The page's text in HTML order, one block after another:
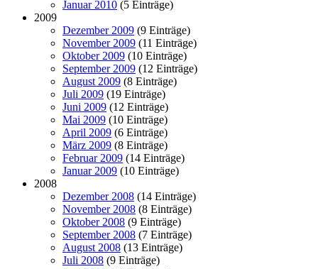
Januar 2010 (5 Einträge)
2009
Dezember 2009 (9 Einträge)
November 2009 (11 Einträge)
Oktober 2009 (10 Einträge)
September 2009 (12 Einträge)
August 2009 (8 Einträge)
Juli 2009 (19 Einträge)
Juni 2009 (12 Einträge)
Mai 2009 (10 Einträge)
April 2009 (6 Einträge)
März 2009 (8 Einträge)
Februar 2009 (14 Einträge)
Januar 2009 (10 Einträge)
2008
Dezember 2008 (14 Einträge)
November 2008 (8 Einträge)
Oktober 2008 (9 Einträge)
September 2008 (7 Einträge)
August 2008 (13 Einträge)
Juli 2008 (9 Einträge)